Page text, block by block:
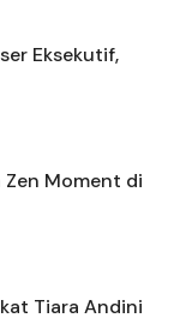
Eksekutif,
Zen Moment di
Tiara Andini